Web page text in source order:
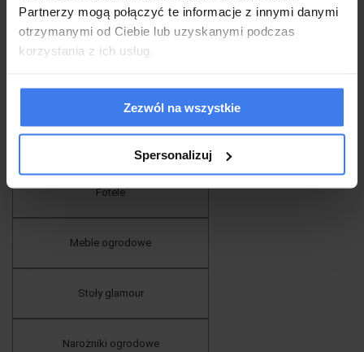
Partnerzy mogą połączyć te informacje z innymi danymi
otrzymanymi od Ciebie lub uzyskanymi podczas
korzystania z ich usług.
Zezwól na wszystkie
Spersonalizuj
Łóżka dziecięce
Fotele bujane
Fotele
Meble ogrodowe
Stoły glamour
Narożniki ogrodowe